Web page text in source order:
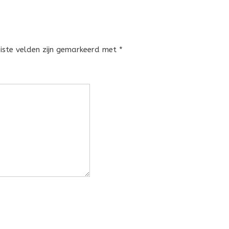
velden zijn gemarkeerd met *